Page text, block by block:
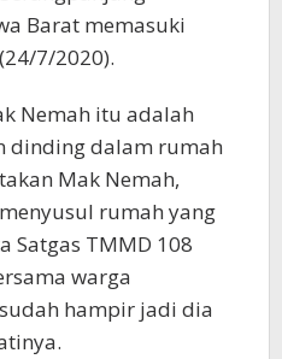
Barat memasuki
7/2020).
Nemah itu adalah
dinding dalam rumah
Mak Nemah,
rumah yang
Satgas TMMD 108
warga
hampir jadi dia